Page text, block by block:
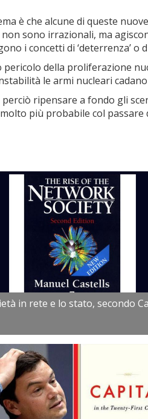
è che alcune di queste
sono irrazionali, ma
i concetti di ‘deterrenza’
pericolo della proliferazione
le armi nucleari
perciò ripensare a fondo gli
più probabile col
in rete e lo stato, secondo